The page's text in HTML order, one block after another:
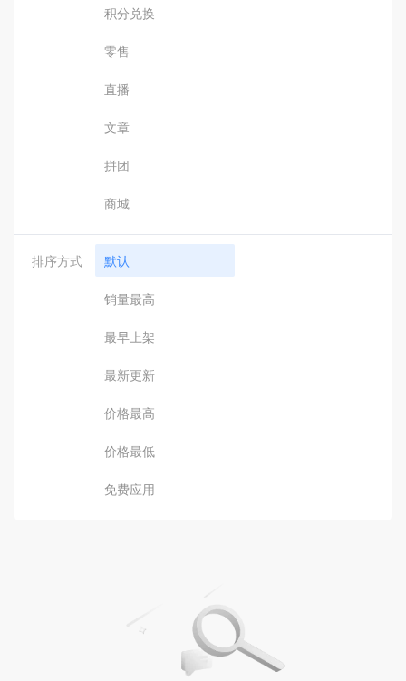
积分兑换
零售
直播
文章
拼团
商城
排序方式 默认
销量最高
最早上架
最新更新
价格最高
价格最低
免费应用